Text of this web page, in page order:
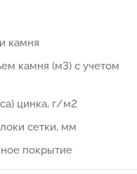
камня
камня (м3) с учетом
цинка, г/м2
сетки, мм
покрытие